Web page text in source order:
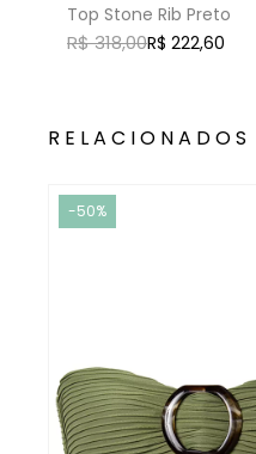
Top Stone Rib Preto
R$ 318,00R$ 222,60
RELACIONADOS
-50%